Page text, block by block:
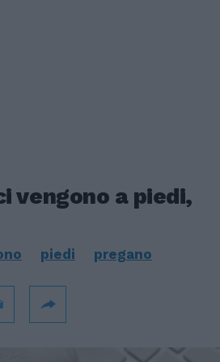
vengono a piedi,
piedi pregano